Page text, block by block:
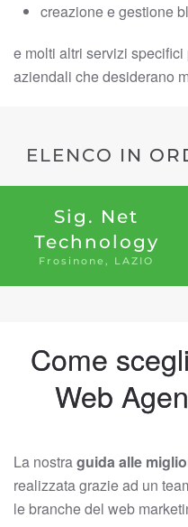
creazione e gestione
e molti altri servizi
aziendali che desiderano
ELENCO IN
Sig. Net
Technology
Frosinone, LAZIO
Come
Web
La nostraguida alle
realizzata grazie ad un
le branche del web